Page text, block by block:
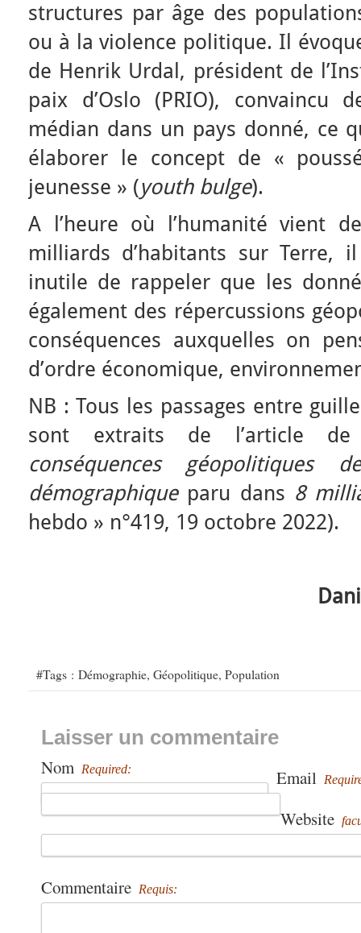
structures par âge des
ou à la violence politique. Il
de Henrik Urdal, président de
paix d’Oslo (PRIO), convaincu
médian dans un pays donné, ce
élaborer le concept de «
jeunesse » (youth bulge).
A l’heure où l’humanité vient
milliards d’habitants sur Terre,
inutile de rappeler que les
également des répercussions
conséquences auxquelles on
d’ordre économique,
NB : Tous les passages entre
sont extraits de l’article
conséquences géopolitiques
démographiqueparu dans 8
hebdo » n°419, 19 octobre 2022).
#Tags : Démographie, Géopolitique, Population
Laisser un commentaire
Nom Required: Email
Website
Commentaire Requis: